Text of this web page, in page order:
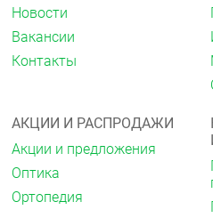
Новости
Вакансии
Контакты
АКЦИИ И РАСПРОДАЖИ
Акции и предложения
Оптика
Ортопедия